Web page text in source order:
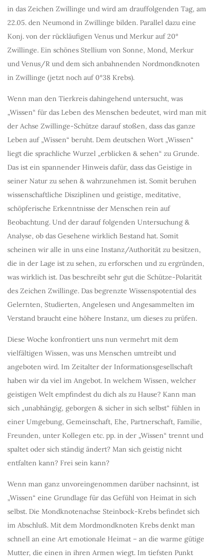
in das Zeichen Zwillinge und wird am drauffolgenden Tag, am
22.05. den Neumond in Zwillinge bilden. Parallel dazu eine
Konj. von der rückläufigen Venus und Merkur auf 20°
Zwillinge. Ein schönes Stellium von Sonne, Mond, Merkur
und Venus/R und dem sich anbahnenden Nordmondknoten
in Zwillinge (jetzt noch auf 0°38 Krebs).
Wenn man den Tierkreis dahingehend untersucht, was
„Wissen“ für das Leben des Menschen bedeutet, wird man mit
der Achse Zwillinge-Schütze darauf stoßen, dass das ganze
Leben auf „Wissen“ beruht. Dem deutschen Wort „Wissen“
liegt die sprachliche Wurzel „erblicken & sehen“ zu Grunde.
Das ist ein spannender Hinweis dafür, dass das Geistige in
seiner Natur zu sehen & wahrzunehmen ist. Somit beruhen
wissenschaftliche Disziplinen und geistige, meditative,
schöpferische Erkenntnisse der Menschen rein auf
Beobachtung. Und der darauf folgenden Untersuchung &
Analyse, ob das Gesehene wirklich Bestand hat. Somit
scheinen wir alle in uns eine Instanz/Authorität zu besitzen,
die in der Lage ist zu sehen, zu erforschen und zu ergründen,
was wirklich ist. Das beschreibt sehr gut die Schütze-Polarität
des Zeichen Zwillinge. Das begrenzte Wissenspotential des
Gelernten, Studierten, Angelesen und Angesammelten im
Verstand braucht eine höhere Instanz, um dieses zu prüfen.
Diese Woche konfrontiert uns nun vermehrt mit dem
vielfältigen Wissen, was uns Menschen umtreibt und
angeboten wird. Im Zeitalter der Informationsgesellschaft
haben wir da viel im Angebot. In welchem Wissen, welcher
geistigen Welt empfindest du dich als zu Hause? Kann man
sich „unabhängig, geborgen & sicher in sich selbst“ fühlen in
einer Umgebung, Gemeinschaft, Ehe, Partnerschaft, Familie,
Freunden, unter Kollegen etc. pp. in der „Wissen“ trennt und
spaltet oder sich ständig ändert? Man sich geistig nicht
entfalten kann? Frei sein kann?
Wenn man ganz unvoreingenommen darüber nachsinnt, ist
„Wissen“ eine Grundlage für das Gefühl von Heimat in sich
selbst. Die Mondknotenachse Steinbock-Krebs befindet sich
im Abschluß. Mit dem Mordmondknoten Krebs denkt man
schnell an eine Art emotionale Heimat – an die warme gütige
Mutter, die einen in ihren Armen wiegt. Im tiefsten Punkt